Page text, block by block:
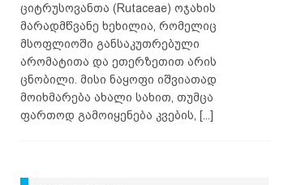
ციტრუსოვანთა (Rutaceae) ოჯახის
მარადმწვანე ხეხილია, რომელიც
მსოფლიოში განსაკუთრებული
არომატითა და ეთერზეთით არის
ცნობილი. მისი ნაყოფი იშვიათად
მოიხმარება ახალი სახით, თუმცა
ფართოდ გამოიყენება კვების,
[...]